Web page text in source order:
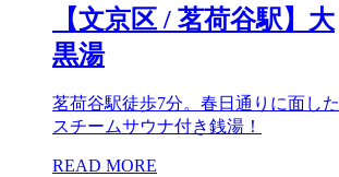
【文京区 / 茗荷谷駅】大
黒湯
茗荷谷駅徒歩7分。春日通りに面した
スチームサウナ付き銭湯！
READ MORE